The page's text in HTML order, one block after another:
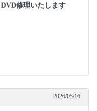
DVD修理いたします
2026/05/16